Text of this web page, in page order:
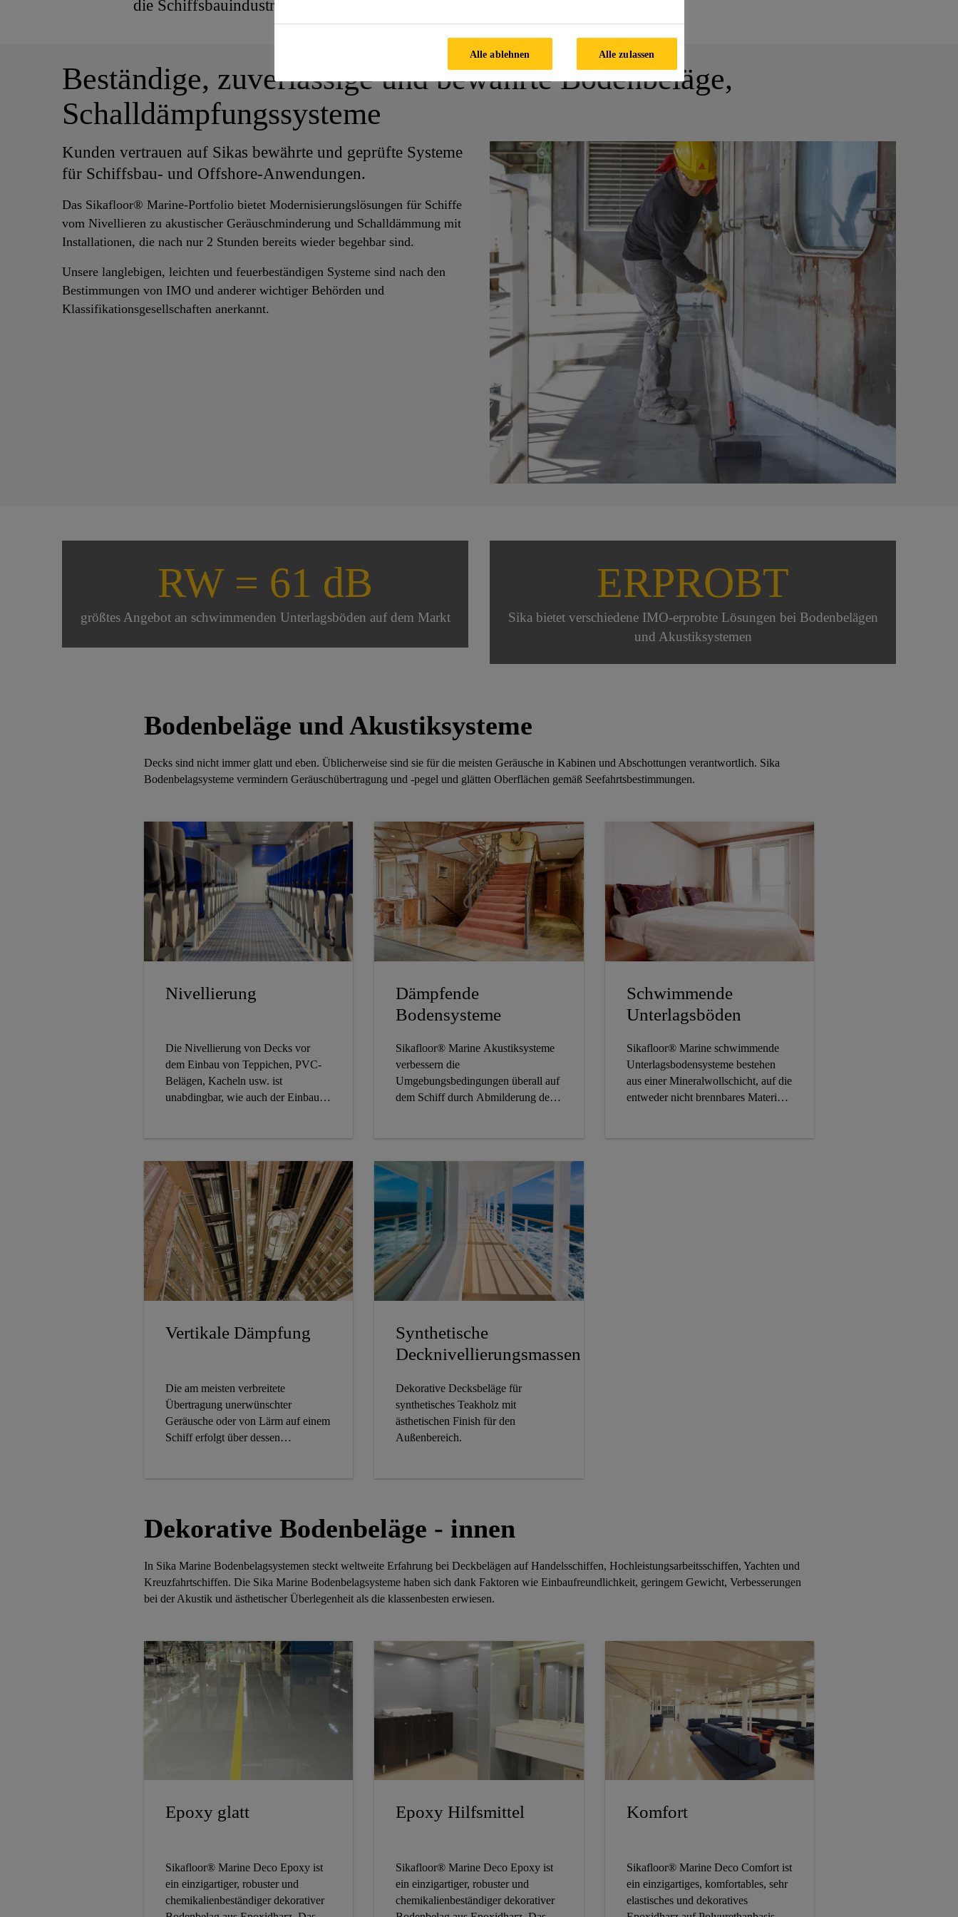
die Schiffsbauindustrie.
Beständige, zuverlässige und bewährte Bodenbeläge,
Schalldämpfungssysteme
Kunden vertrauen auf Sikas bewährte und geprüfte Systeme
für Schiffsbau- und Offshore-Anwendungen.
Das Sikafloor® Marine-Portfolio bietet Modernisierungslösungen für Schiffe
vom Nivellieren zu akustischer Geräuschminderung und Schalldämmung mit
Installationen, die nach nur 2 Stunden bereits wieder begehbar sind.
Unsere langlebigen, leichten und feuerbeständigen Systeme sind nach den
Bestimmungen von IMO und anderer wichtiger Behörden und
Klassifikationsgesellschaften anerkannt.
RW = 61 dB
größtes Angebot an schwimmenden Unterlagsböden auf dem Markt
ERPROBT
Sika bietet verschiedene IMO-erprobte Lösungen bei Bodenbelägen
und Akustiksystemen
Bodenbeläge und Akustiksysteme
Decks sind nicht immer glatt und eben. Üblicherweise sind sie für die meisten Geräusche in Kabinen und Abschottungen verantwortlich. Sika
Bodenbelagsysteme vermindern Geräuschübertragung und -pegel und glätten Oberflächen gemäß Seefahrtsbestimmungen.
Nivellierung
Die Nivellierung von Decks vor
dem Einbau von Teppichen, PVC-
Belägen, Kacheln usw. ist
unabdingbar, wie auch der Einbau
selbstnivellierenden und zu
spachtelnden Sikafloor® Marine
Mörteln gewährleistet werden.
Dämpfende
Bodensysteme
Sikafloor® Marine Akustiksysteme
verbessern die
Umgebungsbedingungen überall auf
dem Schiff durch Abmilderung der
Schwimmende
Unterlagsböden
Sikafloor® Marine schwimmende
Unterlagsbodensysteme bestehen
aus einer Mineralwollschicht, auf die
entweder nicht brennbares Material
Vertikale Dämpfung
Die am meisten verbreitete
Übertragung unerwünschter
Geräusche oder von Lärm auf einem
Schiff erfolgt über dessen
Geräuschübertragung durch die
Bausubstanz.
Synthetische
Decknivellierungsmassen
Dekorative Decksbeläge für
synthetisches Teakholz mit
ästhetischen Finish für den
Außenbereich.
Dekorative Bodenbeläge - innen
In Sika Marine Bodenbelagsystemen steckt weltweite Erfahrung bei Deckbelägen auf Handelsschiffen, Hochleistungsarbeitsschiffen, Yachten und
Kreuzfahrtschiffen. Die Sika Marine Bodenbelagsysteme haben sich dank Faktoren wie Einbaufreundlichkeit, geringem Gewicht, Verbesserungen
bei der Akustik und ästhetischer Überlegenheit als die klassenbesten erwiesen.
Epoxy glatt
Sikafloor® Marine Deco Epoxy ist
ein einzigartiger, robuster und
chemikalienbeständiger dekorativer
Epoxy Hilfsmittel
Sikafloor® Marine Deco Epoxy ist
ein einzigartiger, robuster und
chemikalienbeständiger dekorativer
Komfort
Sikafloor® Marine Deco Comfort ist
ein einzigartiges, komfortables, sehr
elastisches und dekoratives
Alle ablehnen Alle zulassen